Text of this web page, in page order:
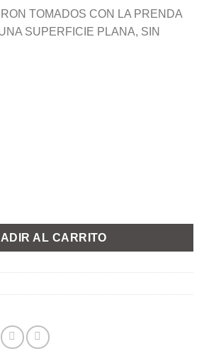
TOMADOS CON LA PRENDA
SUPERFICIE PLANA, SIN
AL CARRITO